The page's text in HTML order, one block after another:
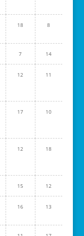
18 8
7 14
12 11
17 10
12 18
15 12
16 13